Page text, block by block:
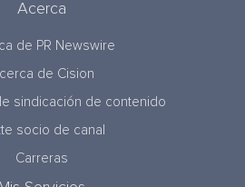
Acerca
de PR Newswire
de Cision
sindicación de contenido
socio de canal
Carreras